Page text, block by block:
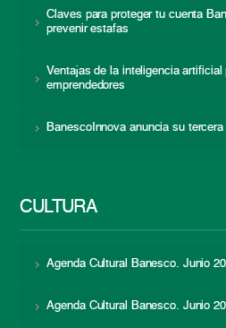
Claves para proteger tu cuenta
prevenir estafas
Ventajas de la inteligencia artificial
emprendedores
BanescoInnova anuncia su tercera
CULTURA
Agenda Cultural Banesco. Junio
Agenda Cultural Banesco. Junio